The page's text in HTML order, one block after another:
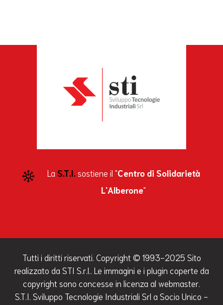
La S.T.I. sostiene il "Centro di Solidarietà
L'Alberone"
Tutti i diritti riservati. Copyright © 1993-2025 Sito
realizzato da STI S.r.l.. Le immagini e i plugin coperte da
copyright sono concesse in licenza al webmaster.
S.T.I. Sviluppo Tecnologie Industriali Srl a Socio Unico -